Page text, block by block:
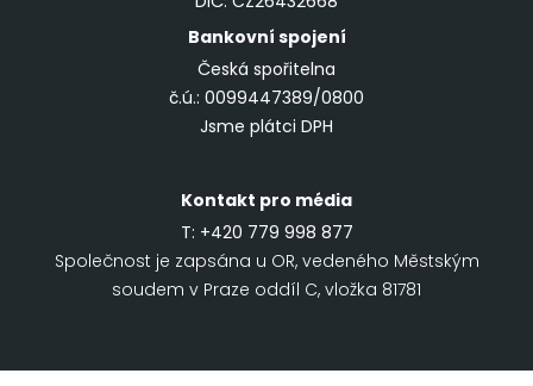
Bankovní spojení
Česká spořitelna
č.ú.: 0099447389/0800
Jsme plátci DPH
Kontakt pro média
T: +420 779 998 877
Společnost je zapsána u OR, vedeného Městským
soudem v Praze oddíl C, vložka 81781